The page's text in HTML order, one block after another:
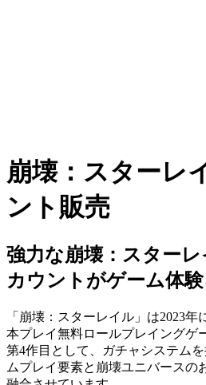
崩壊：スターレ
ント販売
強力な崩壊：スター
カウントがゲーム体
「崩壊：スターレイル」は2023
本プレイ無料ロールプレイングゲ
第4作目として、ガチャシステム
ムプレイ要素と崩壊ユニバースの